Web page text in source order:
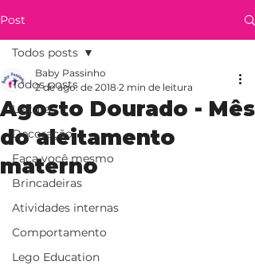
Post
Todos posts
Leitura
Decoração
Faça você mesmo
Brincadeiras
Atividades internas
Comportamento
Lego Education
Todos posts
Agosto Dourado - Mês
do aleitamento
materno
Baby Passinho
2 de ago. de 2018 2 min de leitura